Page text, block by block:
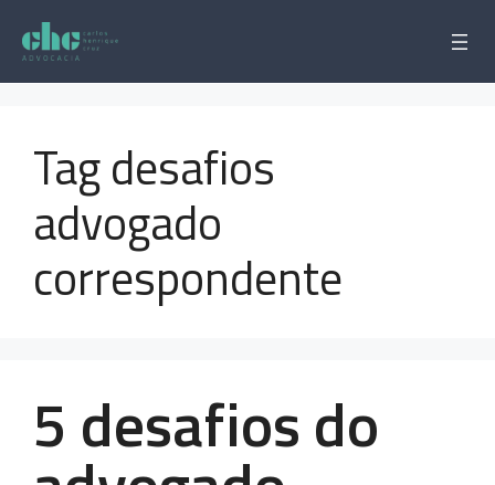
para
conteúdo
Tag desafios
advogado
correspondente
5 desafios do